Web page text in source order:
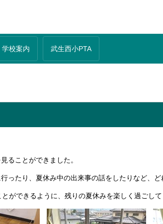
学校案内 武生西小PTA
ることができました。
ったり、夏休み中の出来事の話をしたりなど、ど
ができるように、残りの夏休みを楽しく過ごして